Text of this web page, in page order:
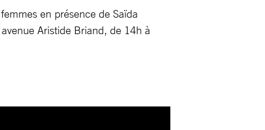
en présence de Saïda
Aristide Briand, de 14h à